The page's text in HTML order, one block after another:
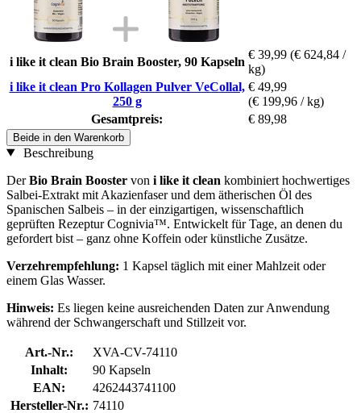
i like it clean Bio Brain Booster, 90 Kapseln
€ 39,99 (€ 624,84 /
kg)
i like it clean Pro Kollagen Pulver VeCollal,
250 g
€ 49,99
(€ 199,96 / kg)
Gesamtpreis:
€ 89,98
Beide in den Warenkorb
Beschreibung
DerBio Brain Booster von i like it clean kombiniert hochwertiges
Salbei-Extrakt mit Akazienfaser und dem ätherischen Öl des
Spanischen Salbeis – in der einzigartigen, wissenschaftlich
geprüften Rezeptur Cognivia™. Entwickelt für Tage, an denen du
gefordert bist – ganz ohne Koffein oder künstliche Zusätze.
Verzehrempfehlung: 1 Kapsel täglich mit einer Mahlzeit oder
einem Glas Wasser.
Hinweis: Es liegen keine ausreichenden Daten zur Anwendung
während der Schwangerschaft und Stillzeit vor.
Art.-Nr.:
XVA-CV-74110
Inhalt:
90 Kapseln
EAN:
4262443741100
Hersteller-Nr.: 74110